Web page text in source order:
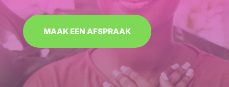
MAAK EEN AFSPRAAK